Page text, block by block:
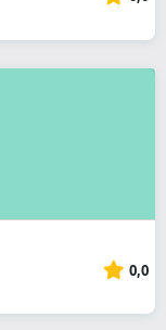
0,0